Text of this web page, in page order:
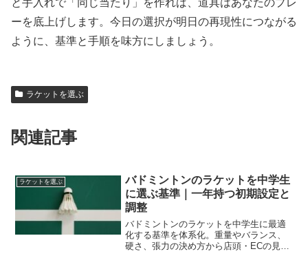
ーを底上げします。今日の選択が明日の再現性につながる
ように、基準と手順を味方にしましょう。
ラケットを選ぶ
関連記事
ラケットを選ぶ
バドミントンのラケットを中学生
に選ぶ基準｜一年持つ初期設定と
調整
バドミントンのラケットを中学生に最適
化する基準を体系化。重量やバランス、
硬さ、張力の決め方から店頭・ECの見極